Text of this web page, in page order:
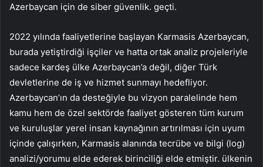
Azerbaycan için de siber güvenlik. geçti.
2022 yılında faaliyetlerine başlayan Karmasis Azerbaycan,
burada yetiştirdiği işçiler ve hatta ortak analiz projeleriyle
sadece kardeş ülke Azerbaycan’a değil, diğer Türk
devletlerine de iş ve hizmet sunmayı hedefliyor.
Azerbaycan’ın da desteğiyle bu vizyon paralelinde hem
kamu hem de özel sektörde faaliyet gösteren tüm kurum
ve kuruluşlar yerel insan kaynağının artırılması için uyum
içinde çalışırken, Karmasis alanında tecrübe ve bilgi (log)
analizi/yorumu elde ederek birinciliği elde etmiştir. ülkenin